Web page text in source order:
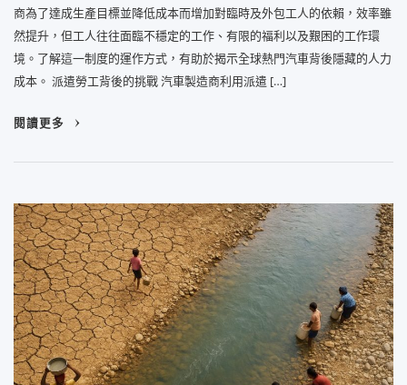
商為了達成生產目標並降低成本而增加對臨時及外包工人的依賴，效率雖
然提升，但工人往往面臨不穩定的工作、有限的福利以及艱困的工作環
境。了解這一制度的運作方式，有助於揭示全球熱門汽車背後隱藏的人力
成本。 派遣勞工背後的挑戰 汽車製造商利用派遣 […]
閱讀更多